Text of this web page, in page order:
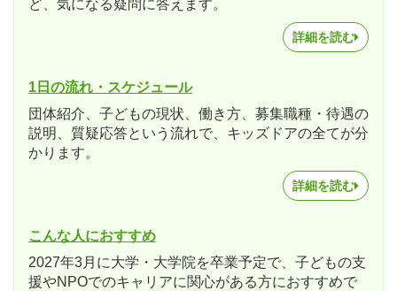
ど、気になる疑問に答えます。
詳細を読む
1日の流れ・スケジュール
団体紹介、子どもの現状、働き方、募集職種・待遇の
説明、質疑応答という流れで、キッズドアの全てが分
かります。
詳細を読む
こんな人におすすめ
2027年3月に大学・大学院を卒業予定で、子どもの支
援やNPOでのキャリアに関心がある方におすすめで